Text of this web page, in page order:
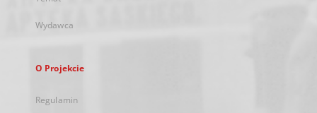
Wydawca
O Projekcie
Regulamin